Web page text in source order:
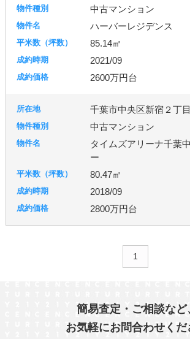
中古マンション
ハーバーレジデンス
85.14㎡
2021/09
2600万円台
千葉市中央区新宿２丁目
中古マンション
タイムズアリーナ千葉
ー
80.47㎡
2018/09
2800万円台
1
簡易査定・ご相談など
お気軽にお問合わせくだ